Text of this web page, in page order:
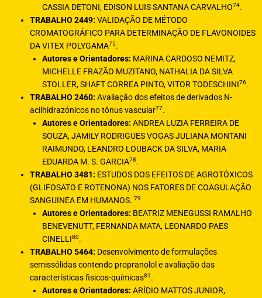
CASSIA DETONI, EDISON LUIS SANTANA CARVALHO74.
TRABALHO 2449: VALIDAÇÃO DE MÉTODO
CROMATOGRÁFICO PARA DETERMINAÇÃO DE FLAVONOIDES
DA VITEX POLYGAMA75.
Autores e Orientadores: MARINA CARDOSO NEMITZ,
MICHELLE FRAZÃO MUZITANO, NATHALIA DA SILVA
STOLLER, SHAFT CORREA PINTO, VITOR TODESCHINI76.
TRABALHO 2460: Avaliação dos efeitos de derivados N-
acilhidrazónicos no tônus vascular77.
Autores e Orientadores: ANDREA LUZIA FERREIRA DE
SOUZA, JAMILY RODRIGUES VOGAS JULIANA MONTANI
RAIMUNDO, LEANDRO LOUBACK DA SILVA, MARIA
EDUARDA M. S. GARCIA78.
TRABALHO 3481: ESTUDOS DOS EFEITOS DE AGROTÓXICOS
(GLIFOSATO E ROTENONA) NOS FATORES DE COAGULAÇÃO
SANGUINEA EM HUMANOS. 79
Autores e Orientadores: BEATRIZ MENEGUSSI RAMALHO
BENEVENUTT, FERNANDA MATA, LEONARDO PAES
CINELLI80.
TRABALHO 5464: Desenvolvimento de formulações
semissólidas contendo propranolol e avaliação das
características fisicos-químicas81 .
Autores e Orientadores: ARİDIO MATTOS JUNIOR,